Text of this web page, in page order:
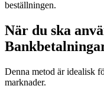
beställningen.
När du ska
Denna metod är idealisk
marknader.